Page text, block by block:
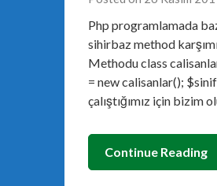
Php programlamada
sihirbaz method
Methodu class
= new calisanlar();
çalıştığımız için bizim
Continue Reading